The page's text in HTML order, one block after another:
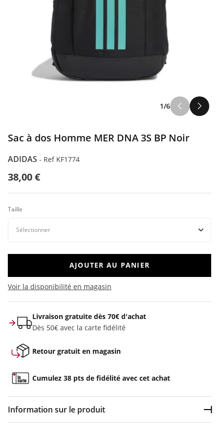
1/6
Sac à dos Homme MER DNA 3S BP Noir
ADIDAS - Ref KF1774
38,00 €
Taille
AJOUTER AU PANIER
Voir la disponibilité en magasin
Livraison gratuite dès 70€ d'achat
Dès 50€ avec la carte fidélité
Retour gratuit en magasin
Cumulez 38 pts de fidélité avec cet achat
Information sur le produit